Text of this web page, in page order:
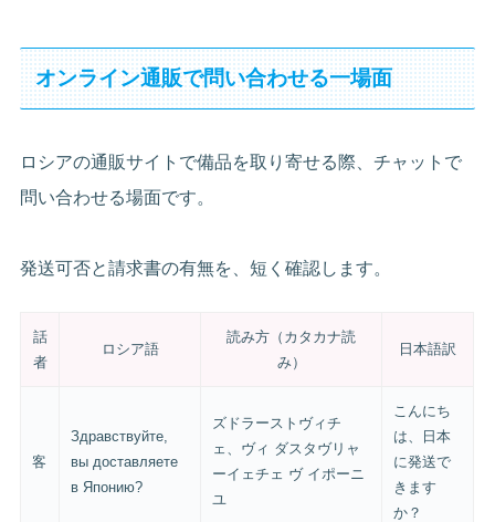
オンライン通販で問い合わせる一場面
ロシアの通販サイトで備品を取り寄せる際、チャットで
問い合わせる場面です。
発送可否と請求書の有無を、短く確認します。
話
者
ロシア語
読み方（カタカナ読
み）
日本語訳
客
Здравствуйте,
вы доставляете
в Японию?
ズドラーストヴィチ
ェ、ヴィ ダスタヴリャ
ーイェチェ ヴ イポーニ
ユ
こんにち
は、日本
に発送で
きます
か？